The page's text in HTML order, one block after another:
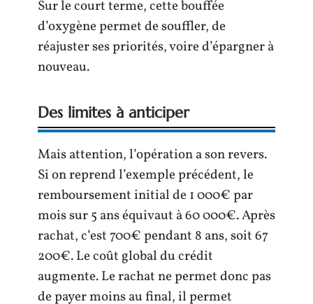
Sur le court terme, cette bouffée
d’oxygène permet de souffler, de
réajuster ses priorités, voire d’épargner à
nouveau.
Des limites à anticiper
Mais attention, l’opération a son revers.
Si on reprend l’exemple précédent, le
remboursement initial de 1 000€ par
mois sur 5 ans équivaut à 60 000€. Après
rachat, c’est 700€ pendant 8 ans, soit 67
200€. Le coût global du crédit
augmente. Le rachat ne permet donc pas
de payer moins au final, il permet